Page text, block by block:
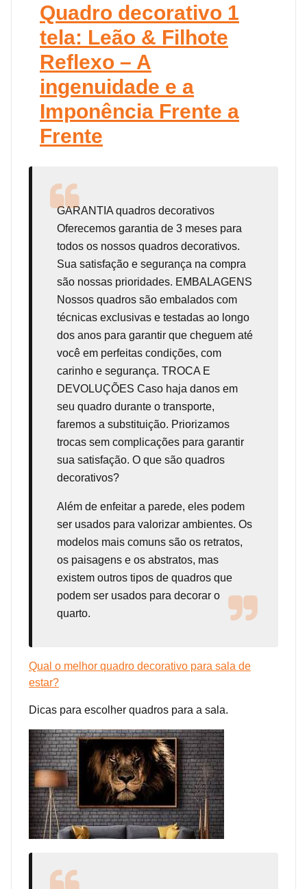
Quadro decorativo 1
tela: Leão & Filhote
Reflexo – A
ingenuidade e a
Imponência Frente a
Frente
GARANTIA quadros decorativos
Oferecemos garantia de 3 meses para
todos os nossos quadros decorativos.
Sua satisfação e segurança na compra
são nossas prioridades. EMBALAGENS
Nossos quadros são embalados com
técnicas exclusivas e testadas ao longo
dos anos para garantir que cheguem até
você em perfeitas condições, com
carinho e segurança. TROCA E
DEVOLUÇÕES Caso haja danos em
seu quadro durante o transporte,
faremos a substituição. Priorizamos
trocas sem complicações para garantir
sua satisfação. O que são quadros
decorativos?
Além de enfeitar a parede, eles podem
ser usados para valorizar ambientes. Os
modelos mais comuns são os retratos,
os paisagens e os abstratos, mas
existem outros tipos de quadros que
podem ser usados para decorar o
quarto.
Qual o melhor quadro decorativo para sala de
estar?
Dicas para escolher quadros para a sala.